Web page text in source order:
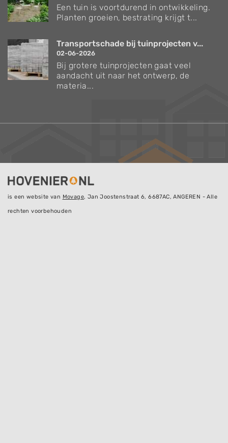
Een tuin is voortdurend in ontwikkeling.
Planten groeien, bestrating krijgt t...
Transportschade bij tuinprojecten v...
02-06-2026
Bij grotere tuinprojecten gaat veel
aandacht uit naar het ontwerp, de
materia...
is een website van Movage, Jan Joostenstraat 6, 6687AC, ANGEREN - Alle
rechten voorbehouden